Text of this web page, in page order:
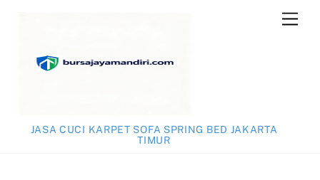
JASA CUCI KARPET SOFA SPRING BED JAKARTA
TIMUR